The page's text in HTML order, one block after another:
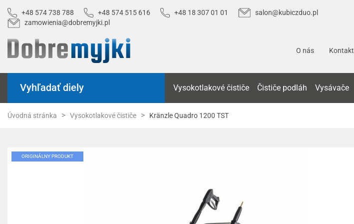
+48 574 738 788 +48 574 515 616 +48 18 307 01 01
salon@kubiczduo.pl
zamowienia@dobremyjki.pl
O nás Kontakt
Vyhľadať diely Vysokotlakové čističe Čističe podláh Vysávače
Úvodná stránka Vysokotlakové čističe Kränzle Quadro 1200 TST
ORIGINÁLNY PRODUKT